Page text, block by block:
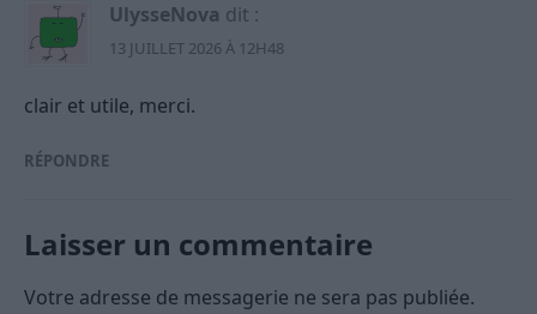
UlysseNova dit :
13 JUILLET 2026 À 12H48
clair et utile, merci.
RÉPONDRE
Laisser un commentaire
Votre adresse de messagerie ne sera pas publiée.